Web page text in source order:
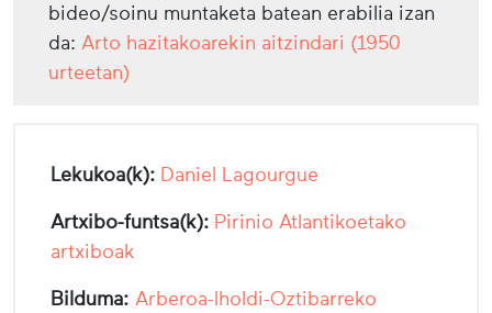
bideo/soinu muntaketa batean erabilia izan
da: Arto hazitakoarekin aitzindari (1950
urteetan)
Lekukoa(k): Daniel Lagourgue
Artxibo-funtsa(k): Pirinio Atlantikoetako
artxiboak
Bilduma: Arberoa-Iholdi-Oztibarreko